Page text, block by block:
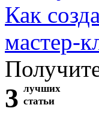
Как
мастер-
3 лучших
статьи